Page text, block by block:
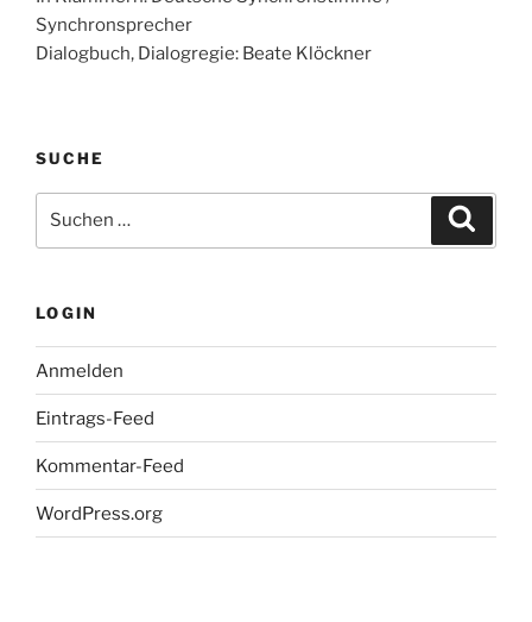
Synchronsprecher
Dialogbuch, Dialogregie: Beate Klöckner
SUCHE
nach:
LOGIN
Anmelden
Eintrags-Feed
Kommentar-Feed
WordPress.org